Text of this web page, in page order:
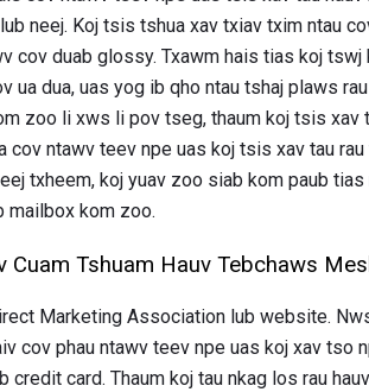
neej. Koj tsis tshua xav txiav txim ntau
cov duab glossy. Txawm hais tias koj
dua, uas yog ib qho ntau tshaj plaws
zoo li xws li pov tseg, thaum koj tsis xav
ntawv teev npe uas koj tsis xav tau rau
txheem, koj yuav zoo siab kom paub
mailbox kom zoo.
Cuam Tshuam Hauv Tebchaws
Marketing Association lub website.
cov phau ntawv teev npe uas koj xav tso
card. Thaum koj tau nkag los rau